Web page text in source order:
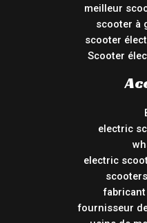
meilleur
scooter à
scooter
Scooter
electric
electric
fournisseur